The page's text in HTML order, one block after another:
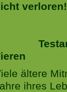
Testament
ältere
ihres